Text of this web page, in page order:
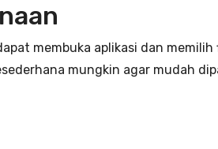
membuka aplikasi dan
mungkin agar mudah